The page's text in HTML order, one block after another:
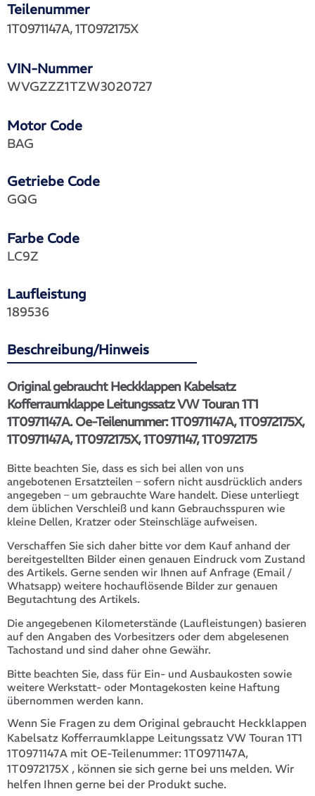
Teilenummer
VIN-Nummer
1T0971147A, 1T0972175X
WVGZZZ1TZW3020727
Motor Code
Getriebe Code
BAG
GQG
Farbe Code
Laufleistung
LC9Z
189536
Beschreibung/Hinweis
Original gebraucht Heckklappen Kabelsatz
Kofferraumklappe Leitungssatz VW Touran 1T1
1T0971147A. Oe-Teilenummer: 1T0971147A, 1T0972175X,
1T0971147A, 1T0972175X, 1T0971147, 1T0972175
Bitte beachten Sie, dass es sich bei allen von uns
angebotenen Ersatzteilen – sofern nicht ausdrücklich anders
angegeben – um gebrauchte Ware handelt. Diese unterliegt
dem üblichen Verschleiß und kann Gebrauchsspuren wie
kleine Dellen, Kratzer oder Steinschläge aufweisen.
Verschaffen Sie sich daher bitte vor dem Kauf anhand der
bereitgestellten Bilder einen genauen Eindruck vom Zustand
des Artikels. Gerne senden wir Ihnen auf Anfrage (Email /
Whatsapp) weitere hochauflösende Bilder zur genauen
Begutachtung des Artikels.
Die angegebenen Kilometerstände (Laufleistungen) basieren
auf den Angaben des Vorbesitzers oder dem abgelesenen
Tachostand und sind daher ohne Gewähr.
Bitte beachten Sie, dass für Ein- und Ausbaukosten sowie
weitere Werkstatt- oder Montagekosten keine Haftung
übernommen werden kann.
Wenn Sie Fragen zu dem Original gebraucht Heckklappen
Kabelsatz Kofferraumklappe Leitungssatz VW Touran 1T1
1T0971147A mit OE-Teilenummer: 1T0971147A,
1T0972175X , können sie sich gerne bei uns melden. Wir
helfen Ihnen gerne bei der Produkt suche.